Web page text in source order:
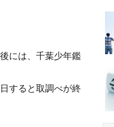
には、千葉少年鑑
すると取調べが終